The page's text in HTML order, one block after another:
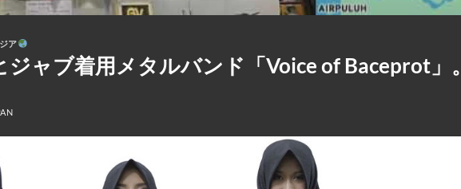
ア
ャブ着用メタルバンド「Voice of Baceprot」。